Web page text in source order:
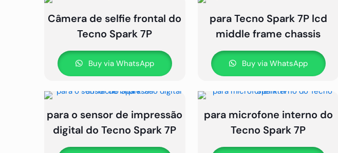
Câmera de selfie frontal do
Tecno Spark 7P
Buy via WhatsApp
para Tecno Spark 7P lcd
middle frame chassis
Buy via WhatsApp
para o sensor de impressão
digital do Tecno Spark 7P
para microfone interno do
Tecno Spark 7P